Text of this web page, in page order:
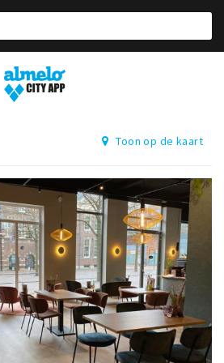
Almelo
City
Toon op de kaart